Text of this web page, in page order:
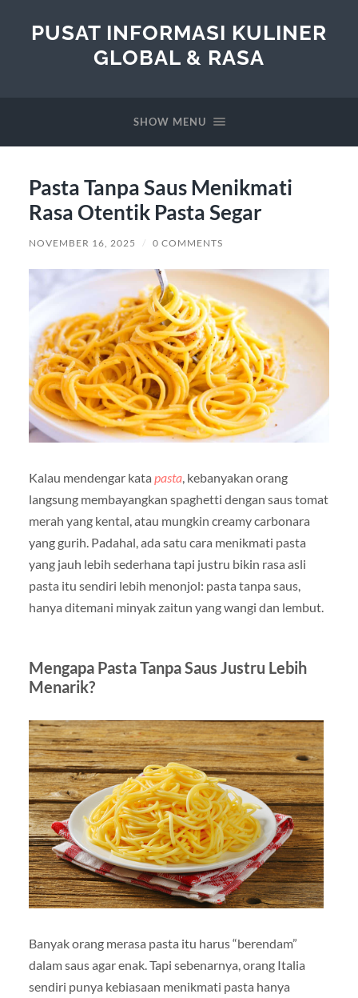
PUSAT INFORMASI KULINER
GLOBAL & RASA
SHOW MENU
Pasta Tanpa Saus Menikmati
Rasa Otentik Pasta Segar
NOVEMBER 16, 2025 / 0 COMMENTS
Kalau mendengar kata pasta, kebanyakan orang
langsung membayangkan spaghetti dengan saus tomat
merah yang kental, atau mungkin creamy carbonara
yang gurih. Padahal, ada satu cara menikmati pasta
yang jauh lebih sederhana tapi justru bikin rasa asli
pasta itu sendiri lebih menonjol: pasta tanpa saus,
hanya ditemani minyak zaitun yang wangi dan lembut.
Mengapa Pasta Tanpa Saus Justru Lebih
Menarik?
Banyak orang merasa pasta itu harus “berendam”
dalam saus agar enak. Tapi sebenarnya, orang Italia
sendiri punya kebiasaan menikmati pasta hanya